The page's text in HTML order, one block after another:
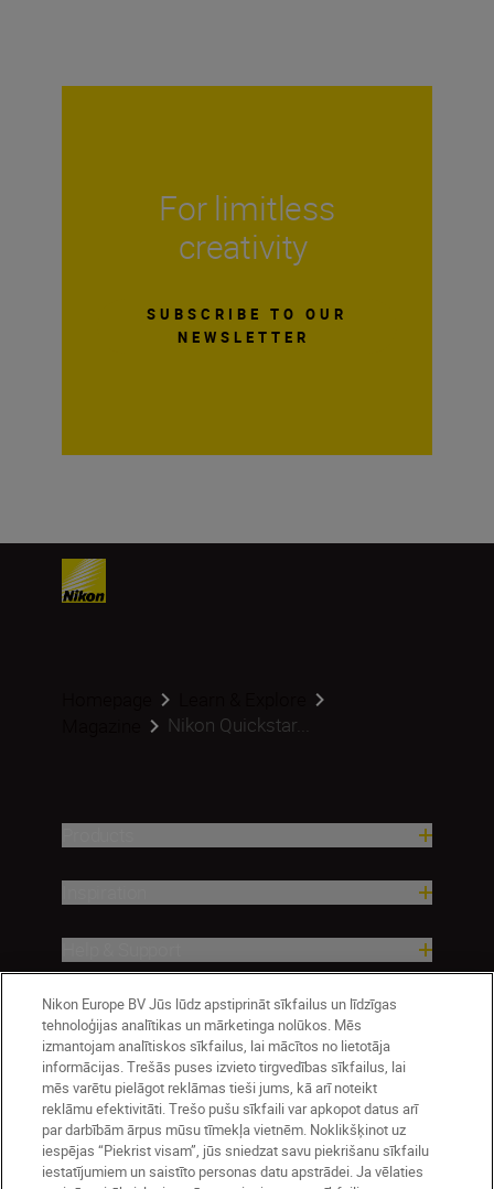
For limitless
creativity
SUBSCRIBE TO OUR
NEWSLETTER
Nikon Quickstar...
Company
Nikon Europe BV Jūs lūdz apstiprināt sīkfailus un līdzīgas
tehnoloģijas analītikas un mārketinga nolūkos. Mēs
izmantojam analītiskos sīkfailus, lai mācītos no lietotāja
informācijas. Trešās puses izvieto tirgvedības sīkfailus, lai
mēs varētu pielāgot reklāmas tieši jums, kā arī noteikt
reklāmu efektivitāti. Trešo pušu sīkfaili var apkopot datus arī
par darbībām ārpus mūsu tīmekļa vietnēm. Noklikšķinot uz
iespējas “Piekrist visam”, jūs sniedzat savu piekrišanu sīkfailu
iestatījumiem un saistīto personas datu apstrādei. Ja vēlaties